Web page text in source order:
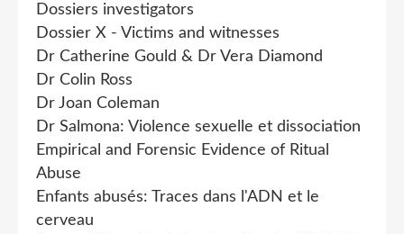
Dossiers investigators
Dossier X - Victims and witnesses
Dr Catherine Gould & Dr Vera Diamond
Dr Colin Ross
Dr Joan Coleman
Dr Salmona: Violence sexuelle et dissociation
Empirical and Forensic Evidence of Ritual
Abuse
Enfants abusés: Traces dans l'ADN et le
cerveau